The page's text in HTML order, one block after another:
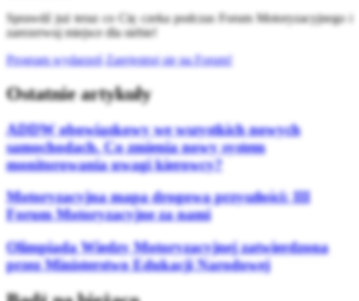
Sprawdź już teraz co Cię czeka podczas Forum Motoryzacyjnego i
zarezerwuj miejsce dla siebie!
Program wydarzeń Zarejestruj się na Forum!
Ostatnie artykuły
ADDW obowiązkowy we wszystkich nowych
samochodach. Co zmienia nowy system
monitorowania uwagi kierowcy?
Motoryzacyjna mapa drogowa przyszłości: III
Forum Motoryzacyjne za nami
Olimpiada Wiedzy Motoryzacyjnej zatwierdzona
przez Ministerstwo Edukacji Narodowej